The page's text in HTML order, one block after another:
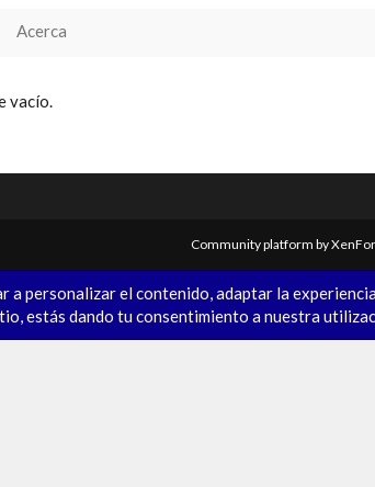
Acerca
vacío.
Community platform by
a personalizar el contenido, adaptar la
estás dando tu consentimiento a nuestra